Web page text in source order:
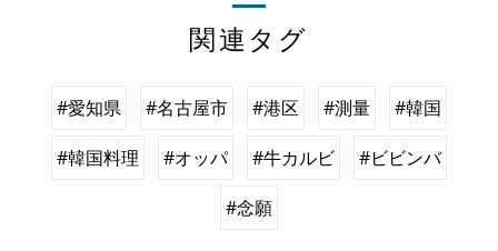
関連タグ
#愛知県 #名古屋市 #港区 #測量 #韓国
#韓国料理 #オッパ #牛カルビ #ビビンバ
#念願